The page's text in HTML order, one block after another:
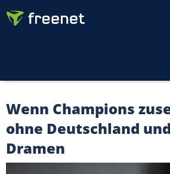
Wenn Champions
ohne Deutschland
Dramen